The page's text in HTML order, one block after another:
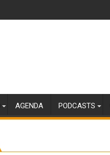
AGENDA PODCASTS